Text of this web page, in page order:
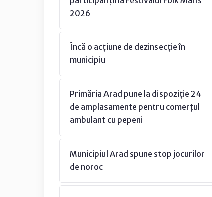
2026
Încă o acțiune de dezinsecție în
municipiu
Primăria Arad pune la dispoziție 24
de amplasamente pentru comerțul
ambulant cu pepeni
Municipiul Arad spune stop jocurilor
de noroc